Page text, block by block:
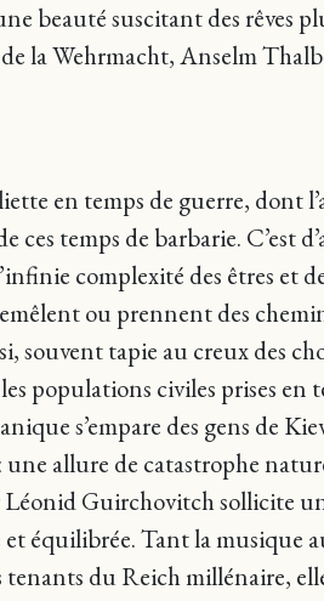
beauté suscitant des rêves
la Wehrmacht, Anselm
en temps de guerre, dont
ces temps de barbarie. C’est
complexité des êtres et
ou prennent des
souvent tapie au creux des
populations civiles prises
s’empare des gens de
une allure de catastrophe
Guirchovitch sollicite
équilibrée. Tant la musique
du Reich millénaire,